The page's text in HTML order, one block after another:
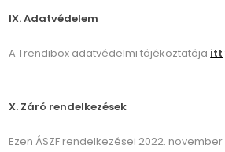
IX. Adatvédelem
A Trendibox adatvédelmi tájékoztatója itt
X. Záró rendelkezések
Ezen ÁSZF rendelkezései 2022.